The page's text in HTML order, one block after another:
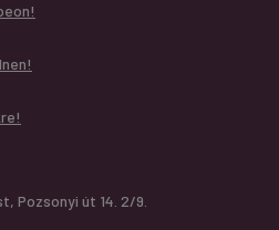
Pozsonyi út 14. 2/9.